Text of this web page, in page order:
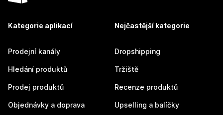
Kategorie aplikací
Prodejní kanály
Hledání produktů
Prodej produktů
Objednávky a doprava
Nejčastější kategorie
Dropshipping
Tržiště
Recenze produktů
Upselling a balíčky